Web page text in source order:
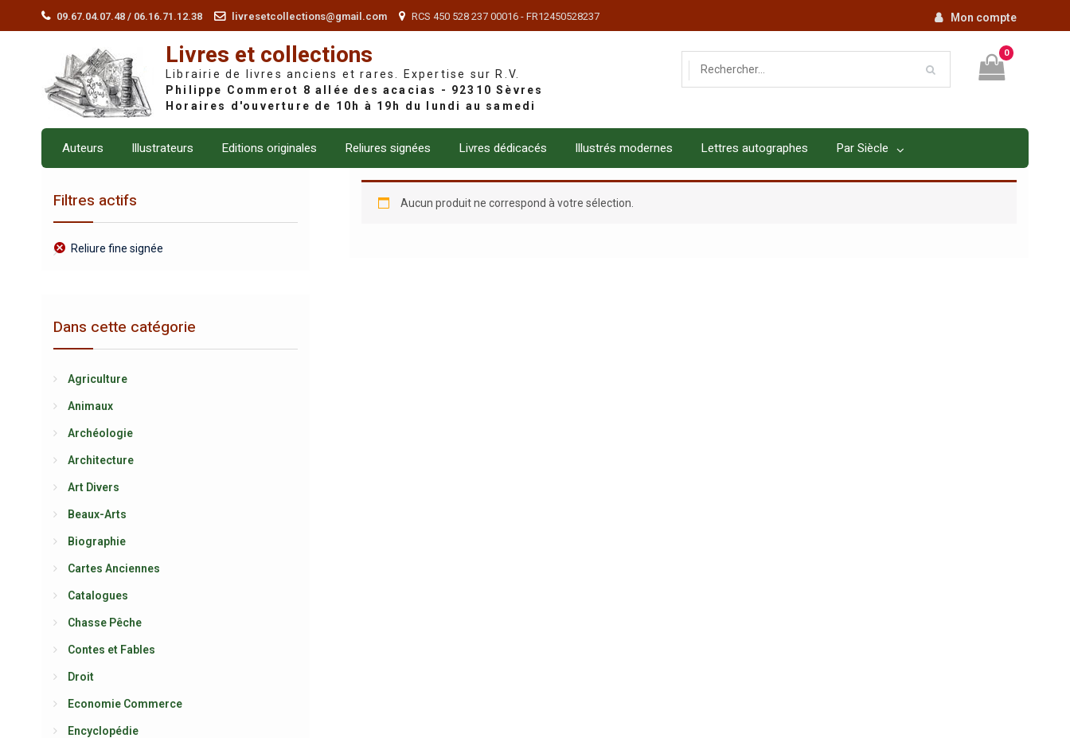
09.67.04.07.48 / 06.16.71.12.38 livresetcollections@gmail.com RCS 450 528 237 00016 - FR12450528237 Mon compte
Livres et collections
Librairie de livres anciens et rares. Expertise sur R.V.
0
Auteurs Illustrateurs Editions originales Reliures signées Livres dédicacés Illustrés modernes Lettres autographes Par Siècle
Aucun produit ne correspond à votre sélection.
Filtres actifs
Reliure fine signée
Dans cette catégorie
Agriculture
Animaux
Archéologie
Architecture
Art Divers
Beaux-Arts
Biographie
Cartes Anciennes
Catalogues
Chasse Pêche
Contes et Fables
Droit
Economie Commerce
Encyclopédie